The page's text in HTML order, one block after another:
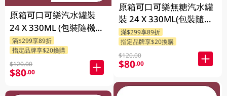
原箱可口可樂汽水罐裝
24 X 330ML (包裝隨機發
送)
滿$299享89折
指定品牌享$20換購
$120.00
$80.00
原箱可口可樂無糖汽水罐
裝 24 X 330ML(包裝隨機
發送)
滿$299享89折
指定品牌享$20換購
$120.00
$80.00